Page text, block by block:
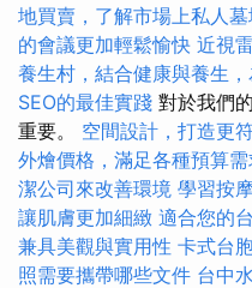
地買賣，了解市場上私人
的會議更加輕鬆愉快 近視
養生村，結合健康與養生
SEO的最佳實踐 對於我們
重要。 空間設計，打造更
外燴價格，滿足各種預算
潔公司來改善環境 學習按
讓肌膚更加細緻 適合您的
兼具美觀與實用性 卡式台
照需要攜帶哪些文件 台中